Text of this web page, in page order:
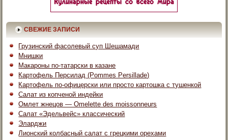
СВЕЖИЕ ЗАПИСИ
Грузинский фасолевый суп Шешамади
Мнишки
Макароны по-татарски в казане
Картофель Персилад (Pommes Persillade)
Картофель по-офицерски или просто картошка с тушенкой
Салат из копченой индейки
Омлет жнецов — Omelette des moissonneurs
Салат «Эдельвейс» классический
Эларджи
Лионский колбасный салат с грецкими орехами